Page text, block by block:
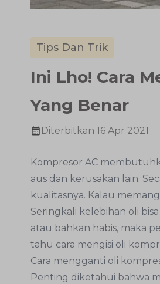
Tips Dan Trik
Ini Lho! Cara
Yang Benar
Diterbitkan 16 Apr 2021
Kompresor AC
aus dan kerusakan lain.
kualitasnya. Kalau
Seringkali kelebihan oli
atau bahkan habis, maka
tahu cara mengisi oli
Cara mengganti oli
Penting diketahui bahwa